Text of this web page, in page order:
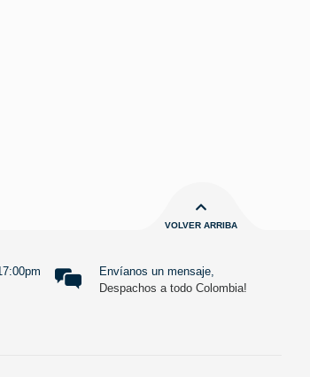
VOLVER ARRIBA
Envíanos un mensaje,
Despachos a todo Colombia!